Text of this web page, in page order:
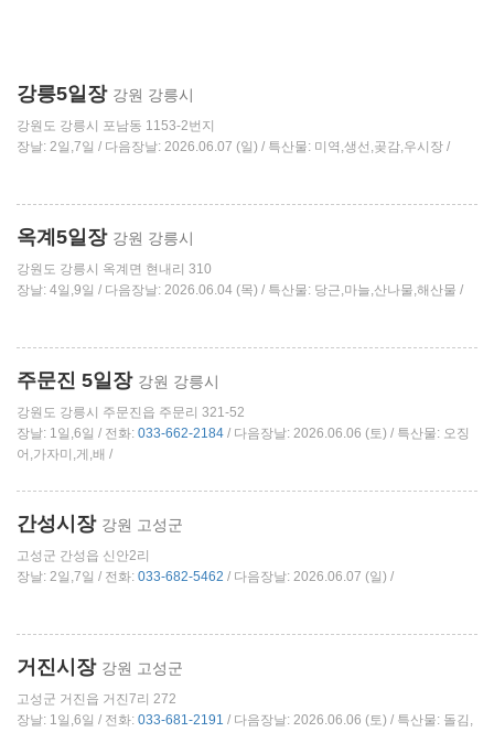
강릉5일장 강원 강릉시
강원도 강릉시 포남동 1153-2번지
장날: 2일,7일 / 다음장날: 2026.06.07 (일) / 특산물: 미역,생선,곶감,우시장 /
옥계5일장 강원 강릉시
강원도 강릉시 옥계면 현내리 310
장날: 4일,9일 / 다음장날: 2026.06.04 (목) / 특산물: 당근,마늘,산나물,해산물 /
주문진 5일장 강원 강릉시
강원도 강릉시 주문진읍 주문리 321-52
장날: 1일,6일 / 전화: 033-662-2184 / 다음장날: 2026.06.06 (토) / 특산물: 오징
어,가자미,게,배 /
간성시장 강원 고성군
고성군 간성읍 신안2리
장날: 2일,7일 / 전화: 033-682-5462 / 다음장날: 2026.06.07 (일) /
거진시장 강원 고성군
고성군 거진읍 거진7리 272
장날: 1일,6일 / 전화: 033-681-2191 / 다음장날: 2026.06.06 (토) / 특산물: 돌김,